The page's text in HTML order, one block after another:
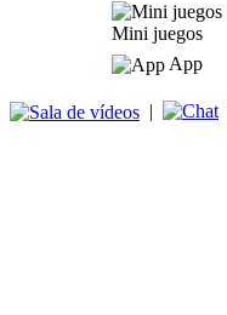
Mini juegos
App
|